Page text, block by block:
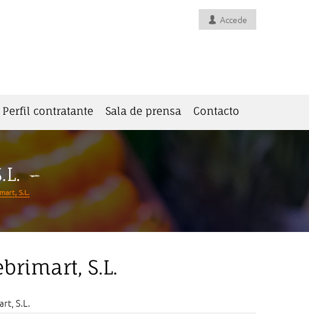
Accede
Perfil contratante Sala de prensa Contacto
S.L.
S.L.
S.L.